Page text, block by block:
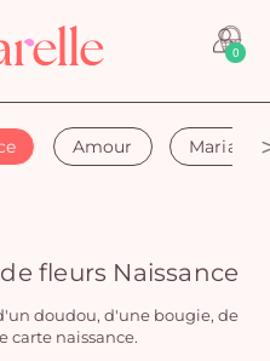
0
Amour Mariage
fleurs Naissance
doudou, d'une bougie, de
carte naissance.